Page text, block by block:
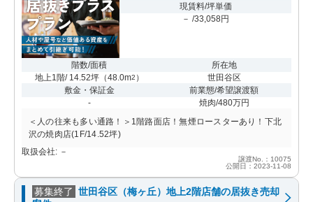
現賃料/坪単価
－ /33,058円
階数/面積
地上1階/ 14.52坪（48.0m2 ）
所在地
世田谷区
敷金・保証金
-
前業態/希望譲渡額
焼肉/480万円
＜人の往来も多い通路！＞1階路面店！無煙ロースターあり！下北
沢の焼肉店(1F/14.52坪)
取扱会社: －
譲渡No.：10075
公開日：2023-11-08
募集終了 世田谷区（梅ヶ丘）地上2階店舗の居抜き売却